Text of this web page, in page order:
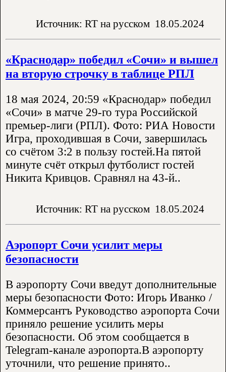
Источник: RT на русском 18.05.2024
«Краснодар» победил «Сочи» и вышел
на вторую строчку в таблице РПЛ
18 мая 2024, 20:59 «Краснодар» победил
«Сочи» в матче 29-го тура Российской
премьер-лиги (РПЛ). Фото: РИА Новости
Игра, проходившая в Сочи, завершилась
со счётом 3:2 в пользу гостей.На пятой
минуте счёт открыл футболист гостей
Никита Кривцов. Сравнял на 43-й..
Источник: RT на русском 18.05.2024
Аэропорт Сочи усилит меры
безопасности
В аэропорту Сочи введут дополнительные
меры безопасности Фото: Игорь Иванко /
Коммерсантъ Руководство аэропорта Сочи
приняло решение усилить меры
безопасности. Об этом сообщается в
Telegram-канале аэропорта.В аэропорту
уточнили, что решение принято..